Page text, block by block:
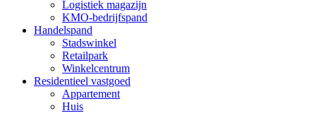
Logistiek magazijn
KMO-bedrijfspand
Handelspand
Stadswinkel
Retailpark
Winkelcentrum
Residentieel vastgoed
Appartement
Huis